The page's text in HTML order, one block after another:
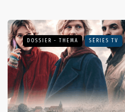
DOSSIER - THEMA SÉRIES TV